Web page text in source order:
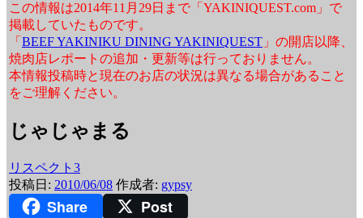
この情報は2014年11月29日まで「YAKINIQUEST.com」で
掲載していたものです。
「 BEEF YAKINIKU DINING YAKINIQUEST 」の開店以降、
焼肉店レポートの追加・更新等は行っておりません。
本情報投稿時と現在のお店の状況は異なる場合があること
をご理解ください。
じゃじゃまる
リスペクト3
投稿日: 2010/06/08 作成者: gypsy
Share Post